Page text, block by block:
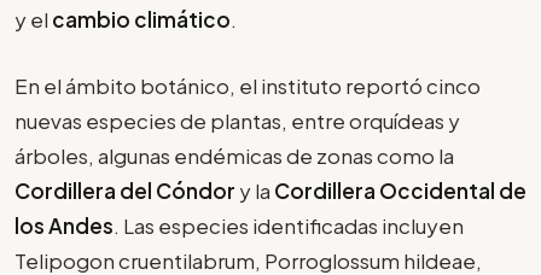
y el cambio climático.
En el ámbito botánico, el instituto reportó cinco
nuevas especies de plantas, entre orquídeas y
árboles, algunas endémicas de zonas como la
Cordillera del Cóndor y la Cordillera Occidental de
los Andes. Las especies identificadas incluyen
Telipogon cruentilabrum, Porroglossum hildeae,